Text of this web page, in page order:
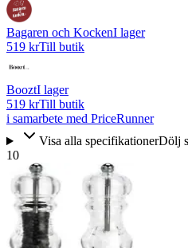
Bagaren och KockenI lager
519 krTill butik
BooztI lager
519 krTill butik
i samarbete med PriceRunner
Visa alla specifikationerDölj
10